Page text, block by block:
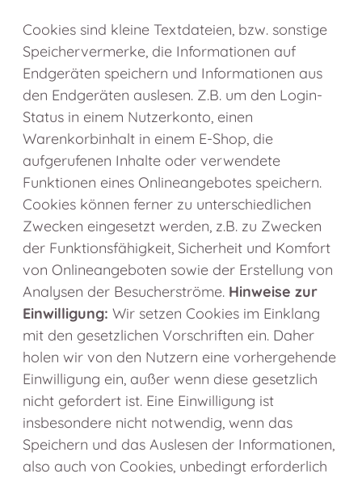
Cookies sind kleine Textdateien, bzw. sonstige
Speichervermerke, die Informationen auf
Endgeräten speichern und Informationen aus
den Endgeräten auslesen. Z.B. um den Login-
Status in einem Nutzerkonto, einen
Warenkorbinhalt in einem E-Shop, die
aufgerufenen Inhalte oder verwendete
Funktionen eines Onlineangebotes speichern.
Cookies können ferner zu unterschiedlichen
Zwecken eingesetzt werden, z.B. zu Zwecken
der Funktionsfähigkeit, Sicherheit und Komfort
von Onlineangeboten sowie der Erstellung von
Analysen der Besucherströme. Hinweise zur
Einwilligung: Wir setzen Cookies im Einklang
mit den gesetzlichen Vorschriften ein. Daher
holen wir von den Nutzern eine vorhergehende
Einwilligung ein, außer wenn diese gesetzlich
nicht gefordert ist. Eine Einwilligung ist
insbesondere nicht notwendig, wenn das
Speichern und das Auslesen der Informationen,
also auch von Cookies, unbedingt erforderlich